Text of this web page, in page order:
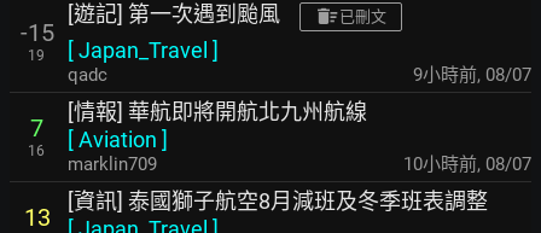
-15
19
[遊記] 第一次遇到颱風 已刪文
[Japan_Travel ]
qadc 9小時前, 08/07
7
16
[情報] 華航即將開航北九州航線
[Aviation ]
marklin709 10小時前, 08/07
13
[資訊] 泰國獅子航空8月減班及冬季班表調整